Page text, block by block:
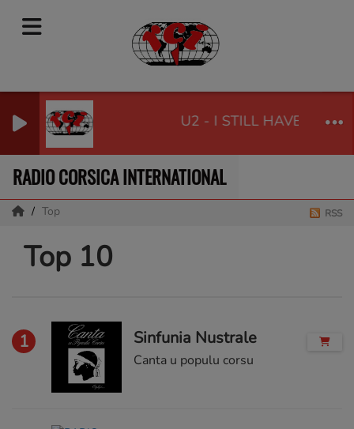
U2 - I STILL HAVEN T
RADIO CORSICA INTERNATIONAL
Top
Top 10
RSS
1 Sinfunia Nustrale
Canta u populu corsu